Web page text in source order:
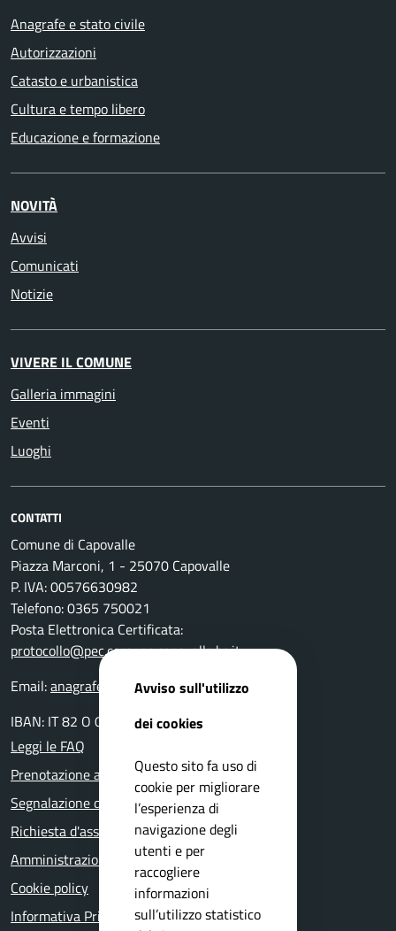
Anagrafe e stato civile
Autorizzazioni
Catasto e urbanistica
Cultura e tempo libero
Educazione e formazione
NOVITÀ
Avvisi
Comunicati
Notizie
VIVERE IL COMUNE
Galleria immagini
Eventi
Luoghi
CONTATTI
Comune di Capovalle
Piazza Marconi, 1 - 25070 Capovalle
P. IVA: 00576630982
Telefono: 0365 750021
Posta Elettronica Certificata:
protocollo@pec.comune.capovalle.bs.it
Email:anagrafe@comune.capovalle.bs.it
IBAN: IT 82 O 03599 01800 000000137820
Leggi le FAQ
Prenotazione appuntamento
Segnalazione disservizio
Richiesta d'assistenza
Amministrazione trasparente
Cookie policy
Informativa Privacy
Avviso sull'utilizzo
dei cookies
Questo sito fa uso di
cookie per migliorare
l’esperienza di
navigazione degli
utenti e per
raccogliere
informazioni
sull’utilizzo statistico